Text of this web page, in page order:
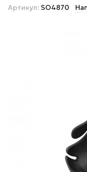
Артикул: SO4870